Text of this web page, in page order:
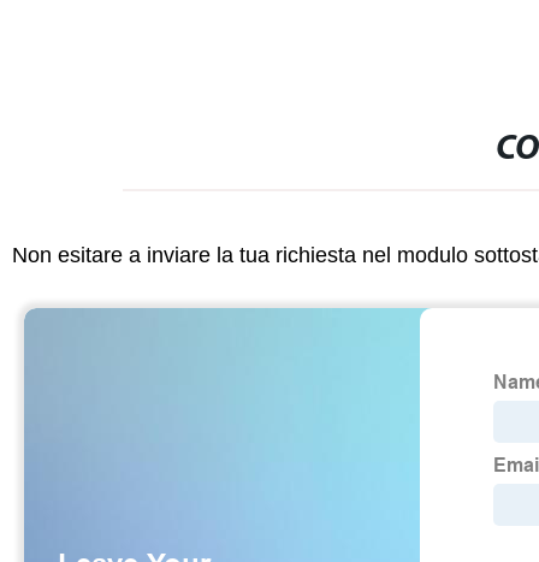
Non esitare a inviare la tua richiesta nel modulo